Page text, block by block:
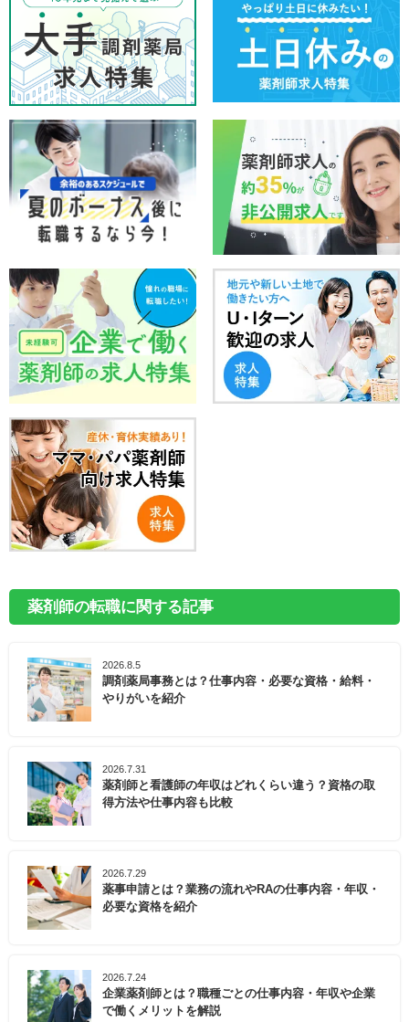
薬剤師の転職に関する記事
2026.8.5
調剤薬局事務とは？仕事内容・必要な資格・給料・
やりがいを紹介
2026.7.31
薬剤師と看護師の年収はどれくらい違う？資格の取
得方法や仕事内容も比較
2026.7.29
薬事申請とは？業務の流れやRAの仕事内容・年収・
必要な資格を紹介
2026.7.24
企業薬剤師とは？職種ごとの仕事内容・年収や企業
で働くメリットを解説